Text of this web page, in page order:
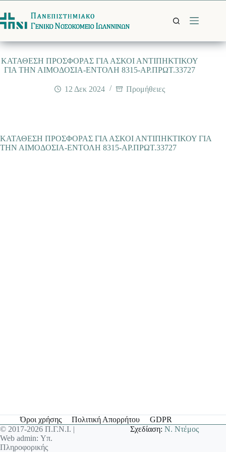
στο
περιεχόμενο
ΚΑΤΑΘΕΣΗ ΠΡΟΣΦΟΡΑΣ ΓΙΑ ΑΣΚΟΙ ΑΝΤΙΠΗΚΤΙΚΟΥ
ΓΙΑ ΤΗΝ ΑΙΜΟΔΟΣΙΑ-ΕΝΤΟΛΗ 8315-ΑΡ.ΠΡΩΤ.33727
12 Δεκ 2024 Προμήθειες
ΚΑΤΑΘΕΣΗ ΠΡΟΣΦΟΡΑΣ ΓΙΑ ΑΣΚΟΙ ΑΝΤΙΠΗΚΤΙΚΟΥ ΓΙΑ
ΤΗΝ ΑΙΜΟΔΟΣΙΑ-ΕΝΤΟΛΗ 8315-ΑΡ.ΠΡΩΤ.33727
Όροι χρήσης Πολιτική Απορρήτου
GDPR
© 2017-2026 Π.Γ.Ν.Ι. |
Web admin: Υπ.
Πληροφορικής
Σχεδίαση:Ν. Ντέμος